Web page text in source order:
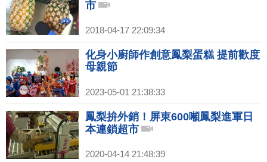
市
2018-04-17 22:09:34
化身小廚師作創意鳳梨蛋糕 提前歡度
母親節
2023-05-01 21:38:33
鳳梨拚外銷！屏東600噸鳳梨進軍日
本連鎖超市
2020-04-14 21:48:39